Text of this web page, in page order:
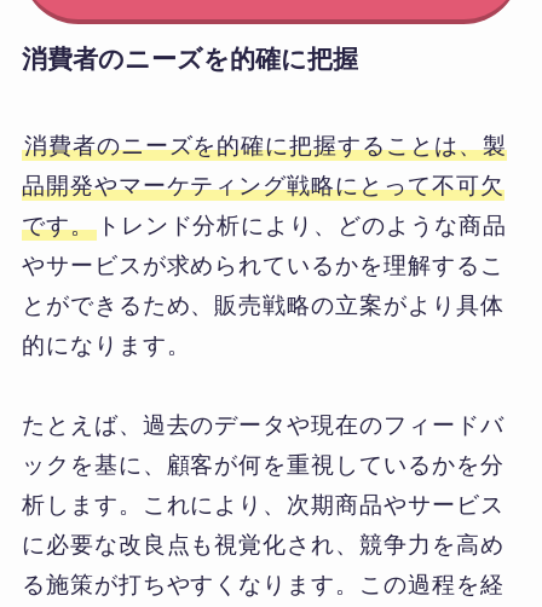
消費者のニーズを的確に把握
消費者のニーズを的確に把握することは、製
品開発やマーケティング戦略にとって不可欠
です。トレンド分析により、どのような商品
やサービスが求められているかを理解するこ
とができるため、販売戦略の立案がより具体
的になります。
たとえば、過去のデータや現在のフィードバ
ックを基に、顧客が何を重視しているかを分
析します。これにより、次期商品やサービス
に必要な改良点も視覚化され、競争力を高め
る施策が打ちやすくなります。この過程を経